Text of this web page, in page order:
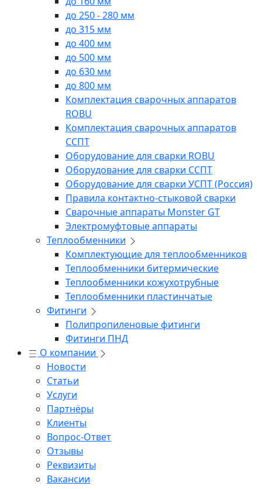
до 250 - 280 мм
до 315 мм
до 400 мм
до 500 мм
до 630 мм
до 800 мм
Комплектация сварочных аппаратов
ROBU
Комплектация сварочных аппаратов
ССПТ
Оборудование для сварки ROBU
Оборудование для сварки ССПТ
Оборудование для сварки УСПТ (Россия)
Правила контактно-стыковой сварки
Сварочные аппараты Monster GT
Электромуфтовые аппараты
Теплообменники
Комплектующие для теплообменников
Теплообменники битермические
Теплообменники кожухотрубные
Теплообменники пластинчатые
Фитинги
Полипропиленовые фитинги
Фитинги ПНД
О компании
Новости
Статьи
Услуги
Партнёры
Клиенты
Вопрос-Ответ
Отзывы
Реквизиты
Вакансии